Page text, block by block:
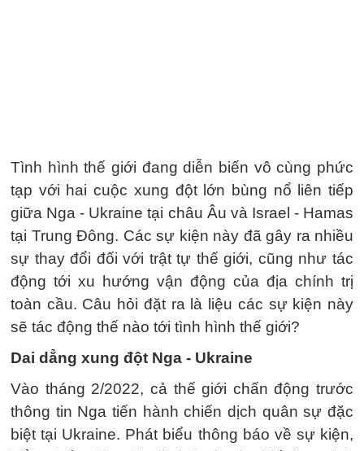
Tình hình thế giới đang diễn biến vô cùng phức
tạp với hai cuộc xung đột lớn bùng nổ liên tiếp
giữa Nga - Ukraine tại châu Âu và Israel - Hamas
tại Trung Đông. Các sự kiện này đã gây ra nhiều
sự thay đổi đối với trật tự thế giới, cũng như tác
động tới xu hướng vận động của địa chính trị
toàn cầu. Câu hỏi đặt ra là liệu các sự kiện này
sẽ tác động thế nào tới tình hình thế giới?
Dai dẳng xung đột Nga - Ukraine
Vào tháng 2/2022, cả thế giới chấn động trước
thông tin Nga tiến hành chiến dịch quân sự đặc
biệt tại Ukraine. Phát biểu thông báo về sự kiện,